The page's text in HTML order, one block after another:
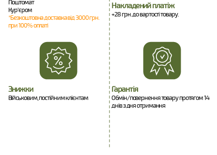
Поштомат
Кур'єром
*Безкоштовна доставка від 3000 грн.
при 100% оплаті
Накладений платіж
+28 грн. до вартості товару.
Знижки
Військовим, постійним клієнтам
Гарантія
Обмін/повернення товару протягом 14
днів з дня отримання